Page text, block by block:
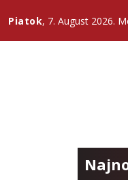
Piatok, 7. August 2026.